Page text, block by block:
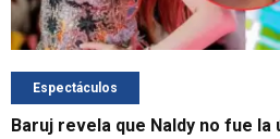
Espectáculos
Baruj revela que Naldy no fue la